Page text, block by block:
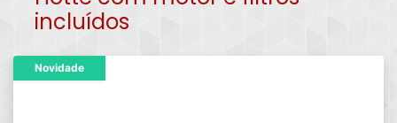
incluídos
Novidade